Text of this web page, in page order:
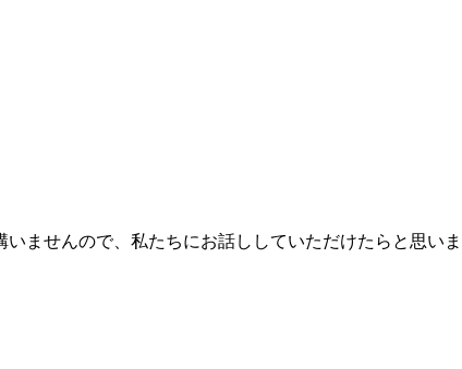
ませんので、私たちにお話ししていただけたらと思いま